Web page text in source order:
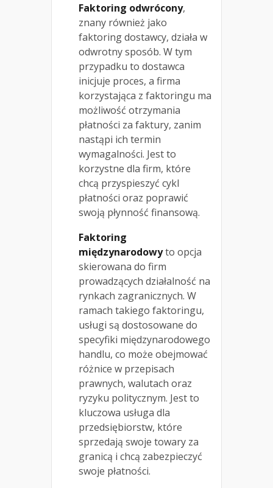
Faktoring odwrócony,
znany również jako
faktoring dostawcy, działa w
odwrotny sposób. W tym
przypadku to dostawca
inicjuje proces, a firma
korzystająca z faktoringu ma
możliwość otrzymania
płatności za faktury, zanim
nastąpi ich termin
wymagalności. Jest to
korzystne dla firm, które
chcą przyspieszyć cykl
płatności oraz poprawić
swoją płynność finansową.
Faktoring
międzynarodowyto opcja
skierowana do firm
prowadzących działalność na
rynkach zagranicznych. W
ramach takiego faktoringu,
usługi są dostosowane do
specyfiki międzynarodowego
handlu, co może obejmować
różnice w przepisach
prawnych, walutach oraz
ryzyku politycznym. Jest to
kluczowa usługa dla
przedsiębiorstw, które
sprzedają swoje towary za
granicą i chcą zabezpieczyć
swoje płatności.